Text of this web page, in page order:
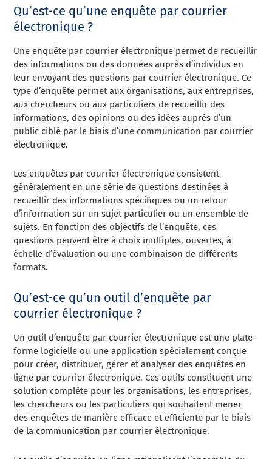
Qu’est-ce qu’une enquête par courrier
électronique ?
Une enquête par courrier électronique permet de recueillir
des informations ou des données auprès d’individus en
leur envoyant des questions par courrier électronique. Ce
type d’enquête permet aux organisations, aux entreprises,
aux chercheurs ou aux particuliers de recueillir des
informations, des opinions ou des idées auprès d’un
public ciblé par le biais d’une communication par courrier
électronique.
Les enquêtes par courrier électronique consistent
généralement en une série de questions destinées à
recueillir des informations spécifiques ou un retour
d’information sur un sujet particulier ou un ensemble de
sujets. En fonction des objectifs de l’enquête, ces
questions peuvent être à choix multiples, ouvertes, à
échelle d’évaluation ou une combinaison de différents
formats.
Qu’est-ce qu’un outil d’enquête par
courrier électronique ?
Un outil d’enquête par courrier électronique est une plate-
forme logicielle ou une application spécialement conçue
pour créer, distribuer, gérer et analyser des enquêtes en
ligne par courrier électronique. Ces outils constituent une
solution complète pour les organisations, les entreprises,
les chercheurs ou les particuliers qui souhaitent mener
des enquêtes de manière efficace et efficiente par le biais
de la communication par courrier électronique.